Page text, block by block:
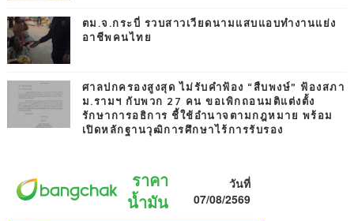
ตม.จ.กระบี่ รวบสาวเวียดนามแสบแอบทำงานแย่ง
อาชีพคนไทย
ศาลปกครองสูงสุด ไม่รับคำฟ้อง “สืบพงษ์” ฟ้องสภา
ม.รามฯ กับพวก 27 คน ขอเพิกถอนมติแต่งตั้ง
รักษาการอธิการ ชี้ใช้อำนาจตามกฎหมาย พร้อม
เปิดหลักฐานวุฒิการศึกษาไร้การรับรอง